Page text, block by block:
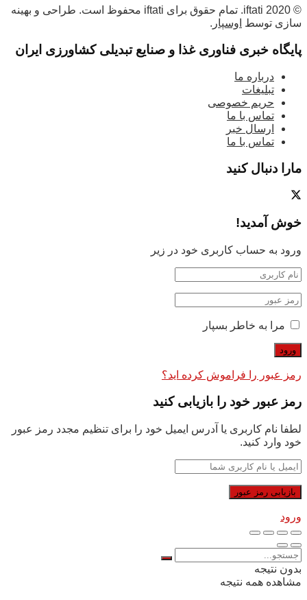
© 2020 iftati. تمام حقوق برای iftati محفوظ است. طراحی و بهینه
سازی توسط اوسپار .
پایگاه خبری فناوری غذا و صنایع تبدیلی کشاورزی ایران
درباره ما
تبلیغات
حریم خصوصی
تماس با ما
ارسال خبر
تماس با ما
مارا دنبال کنید
خوش آمدید!
ورود به حساب کاربری خود در زیر
مرا به خاطر بسپار
رمز عبور را فراموش کرده اید؟
رمز عبور خود را بازیابی کنید
لطفا نام کاربری یا آدرس ایمیل خود را برای تنظیم مجدد رمز عبور
خود وارد کنید.
ورود
بدون نتیجه
مشاهده همه نتیجه